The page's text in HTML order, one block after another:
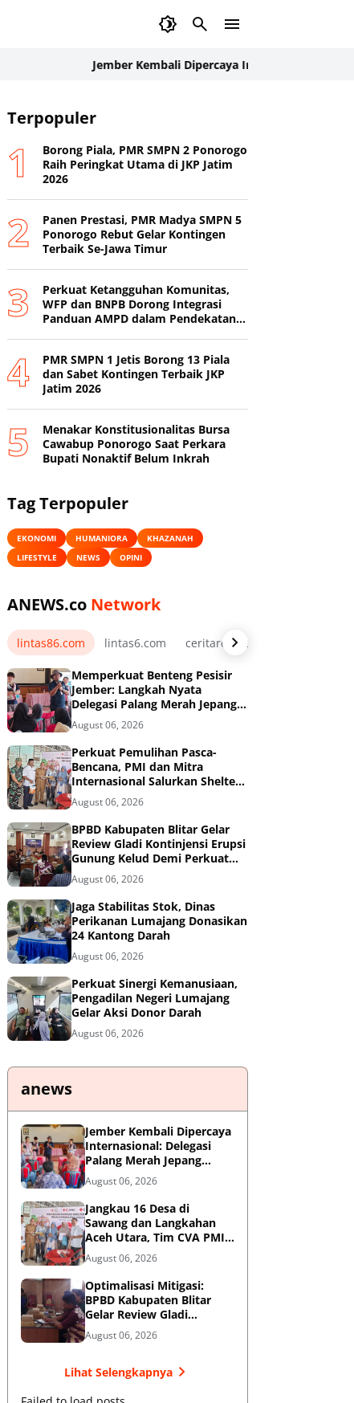
Jember Kembali Dipercaya Internasional: Delegasi
Terpopuler
Borong Piala, PMR SMPN 2 Ponorogo
Raih Peringkat Utama di JKP Jatim
2026
Panen Prestasi, PMR Madya SMPN 5
Ponorogo Rebut Gelar Kontingen
Terbaik Se-Jawa Timur
Perkuat Ketangguhan Komunitas,
WFP dan BNPB Dorong Integrasi
Panduan AMPD dalam Pendekatan
PMR SMPN 1 Jetis Borong 13 Piala
dan Sabet Kontingen Terbaik JKP
Jatim 2026
Menakar Konstitusionalitas Bursa
Cawabup Ponorogo Saat Perkara
Bupati Nonaktif Belum Inkrah
Tag Terpopuler
EKONOMI HUMANIORA
KHAZANAH
LIFESTYLE
NEWS OPINI
ANEWS.co Network
lintas86.com lintas6.com ceritarelawan.my.id
Memperkuat Benteng Pesisir
Jember: Langkah Nyata
Delegasi Palang Merah Jepang
Dampingi Relawan dan Sekolah
Tangguh Bencana
August 06, 2026
Perkuat Pemulihan Pasca-
Bencana, PMI dan Mitra
Internasional Salurkan Shelter
Toolkit untuk 1.200 Keluarga di
Aceh Utara
August 06, 2026
BPBD Kabupaten Blitar Gelar
Review Gladi Kontinjensi Erupsi
Gunung Kelud Demi Perkuat
Mitigasi Bencana
August 06, 2026
Jaga Stabilitas Stok, Dinas
Perikanan Lumajang Donasikan
24 Kantong Darah
August 06, 2026
Perkuat Sinergi Kemanusiaan,
Pengadilan Negeri Lumajang
Gelar Aksi Donor Darah
August 06, 2026
anews
Jember Kembali Dipercaya
Internasional: Delegasi
Palang Merah Jepang
Perkuat Kesiapsiagaan
Bencana di Kawasan
Pesisir dan Sekolah
August 06, 2026
Jangkau 16 Desa di
Sawang dan Langkahan
Aceh Utara, Tim CVA PMI
Salurkan 1.200 Paket
Shelter Toolkit
August 06, 2026
Optimalisasi Mitigasi:
BPBD Kabupaten Blitar
Gelar Review Gladi
Kontinjensi Erupsi Gunung
Kelud
August 06, 2026
Lihat Selengkapnya